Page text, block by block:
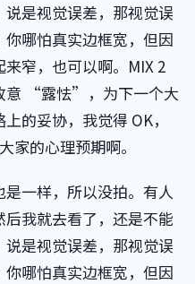
是视觉误差，那视觉误
哪怕真实边框宽，但因
窄，也可以啊。MIX 2
意 “露怯”，为下一个大
的妥协，我觉得 OK，
家的心理预期啊。
一样，所以没拍。有人
我就去看了，还是不能
是视觉误差，那视觉误
哪怕真实边框宽，但因